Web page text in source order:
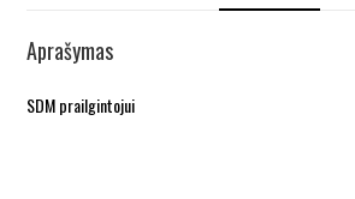
Aprašymas
SDM prailgintojui